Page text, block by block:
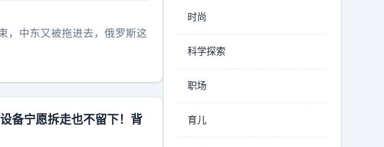
，中东又被拖进去，俄罗斯这
备宁愿拆走也不留下！背
时尚
科学探索
职场
育儿